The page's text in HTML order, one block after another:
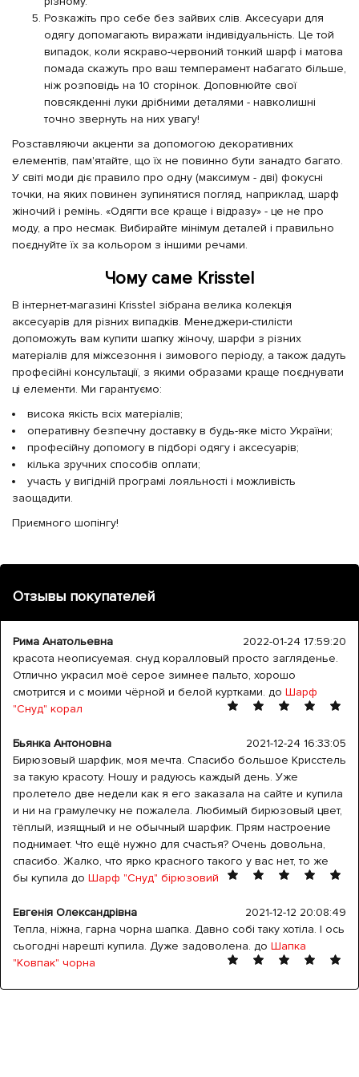
Розкажіть про себе без зайвих слів. Аксесуари для
одягу допомагають виражати індивідуальність. Це той
випадок, коли яскраво-червоний тонкий шарф і матова
помада скажуть про ваш темперамент набагато більше,
ніж розповідь на 10 сторінок. Доповнюйте свої
повсякденні луки дрібними деталями - навколишні
точно звернуть на них увагу!
Розставляючи акценти за допомогою декоративних
елементів, пам'ятайте, що їх не повинно бути занадто багато.
У світі моди діє правило про одну (максимум - дві) фокусні
точки, на яких повинен зупинятися погляд, наприклад, шарф
жіночий і ремінь. «Одягти все краще і відразу» - це не про
моду, а про несмак. Вибирайте мінімум деталей і правильно
поєднуйте їх за кольором з іншими речами.
Чому саме Krisstel
В інтернет-магазині Krisstel зібрана велика колекція
аксесуарів для різних випадків. Менеджери-стилісти
допоможуть вам купити шапку жіночу, шарфи з різних
матеріалів для міжсезоння і зимового періоду, а також дадуть
професійні консультації, з якими образами краще поєднувати
ці елементи. Ми гарантуємо:
висока якість всіх матеріалів;
оперативну безпечну доставку в будь-яке місто України;
професійну допомогу в підборі одягу і аксесуарів;
кілька зручних способів оплати;
участь у вигідній програмі лояльності і можливість
заощадити.
Приємного шопінгу!
Отзывы покупателей
Рима Анатольевна
2022-01-24 17:59:20
красота неописуемая. снуд коралловый просто загляденье.
Отлично украсил моё серое зимнее пальто, хорошо
смотрится и с моими чёрной и белой куртками. до Шарф
"Снуд" корал
Бьянка Антоновна
2021-12-24 16:33:05
Бирюзовый шарфик, моя мечта. Спасибо большое Крисстель
за такую красоту. Ношу и радуюсь каждый день. Уже
пролетело две недели как я его заказала на сайте и купила
и ни на грамулечку не пожалела. Любимый бирюзовый цвет,
тёплый, изящный и не обычный шарфик. Прям настроение
поднимает. Что ещё нужно для счастья? Очень довольна,
спасибо. Жалко, что ярко красного такого у вас нет, то же
бы купила до Шарф "Снуд" бірюзовий
Евгенія Олександрівна
2021-12-12 20:08:49
Тепла, ніжна, гарна чорна шапка. Давно собі таку хотіла. І ось
сьогодні нарешті купила. Дуже задоволена. до Шапка
"Ковпак" чорна